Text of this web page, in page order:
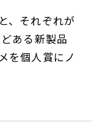
、それぞれが
ある新製品
を個人賞にノ